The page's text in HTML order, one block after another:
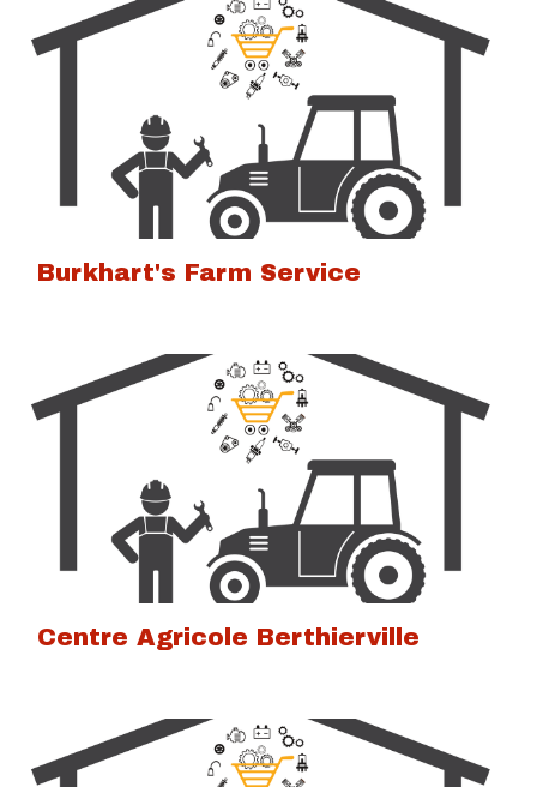
Burkhart's Farm Service
Centre Agricole Berthierville